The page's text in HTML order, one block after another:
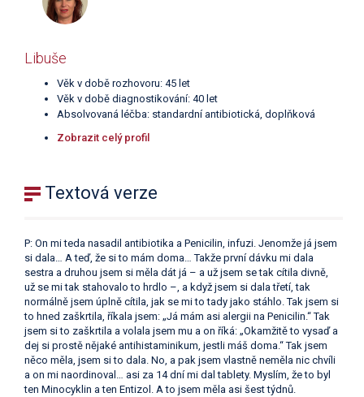
Libuše
Věk v době rozhovoru: 45 let
Věk v době diagnostikování: 40 let
Absolvovaná léčba: standardní antibiotická, doplňková
Zobrazit celý profil
Textová verze
P: On mi teda nasadil antibiotika a Penicilin, infuzi. Jenomže já jsem
si dala… A teď, že si to mám doma… Takže první dávku mi dala
sestra a druhou jsem si měla dát já – a už jsem se tak cítila divně,
už se mi tak stahovalo to hrdlo –, a když jsem si dala třetí, tak
normálně jsem úplně cítila, jak se mi to tady jako stáhlo. Tak jsem si
to hned zaškrtila, říkala jsem: „Já mám asi alergii na Penicilin.“ Tak
jsem si to zaškrtila a volala jsem mu a on říká: „Okamžitě to vysaď a
dej si prostě nějaké antihistaminikum, jestli máš doma.“ Tak jsem
něco měla, jsem si to dala. No, a pak jsem vlastně neměla nic chvíli
a on mi naordinoval… asi za 14 dní mi dal tablety. Myslím, že to byl
ten Minocyklin a ten Entizol. A to jsem měla asi šest týdnů.